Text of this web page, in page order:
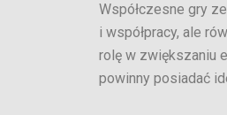
Współczesne gry
i współpracy, ale
rolę w zwiększaniu
powinny posiadać